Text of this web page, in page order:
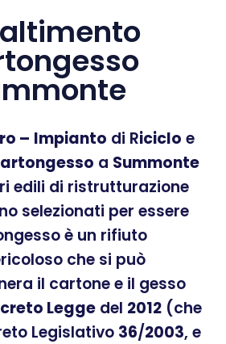
– Impianto di Riciclo e
a Summonte
edili di ristrutturazione
selezionati per essere
è un rifiuto
che si può
il cartone e il gesso
Legge del 2012 (che
Legislativo 36/2003, e